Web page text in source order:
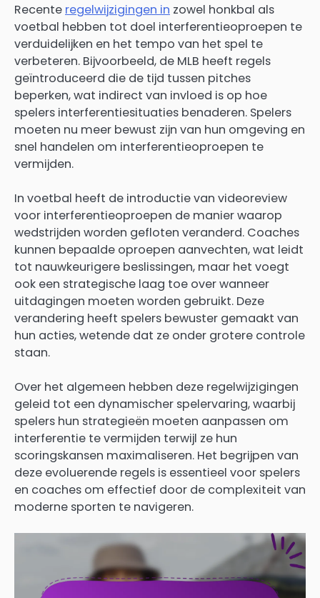
Recente regelwijzigingen in zowel honkbal als
voetbal hebben tot doel interferentieoproepen te
verduidelijken en het tempo van het spel te
verbeteren. Bijvoorbeeld, de MLB heeft regels
geïntroduceerd die de tijd tussen pitches
beperken, wat indirect van invloed is op hoe
spelers interferentiesituaties benaderen. Spelers
moeten nu meer bewust zijn van hun omgeving en
snel handelen om interferentieoproepen te
vermijden.
In voetbal heeft de introductie van videoreview
voor interferentieoproepen de manier waarop
wedstrijden worden gefloten veranderd. Coaches
kunnen bepaalde oproepen aanvechten, wat leidt
tot nauwkeurigere beslissingen, maar het voegt
ook een strategische laag toe over wanneer
uitdagingen moeten worden gebruikt. Deze
verandering heeft spelers bewuster gemaakt van
hun acties, wetende dat ze onder grotere controle
staan.
Over het algemeen hebben deze regelwijzigingen
geleid tot een dynamischer spelervaring, waarbij
spelers hun strategieën moeten aanpassen om
interferentie te vermijden terwijl ze hun
scoringskansen maximaliseren. Het begrijpen van
deze evoluerende regels is essentieel voor spelers
en coaches om effectief door de complexiteit van
moderne sporten te navigeren.